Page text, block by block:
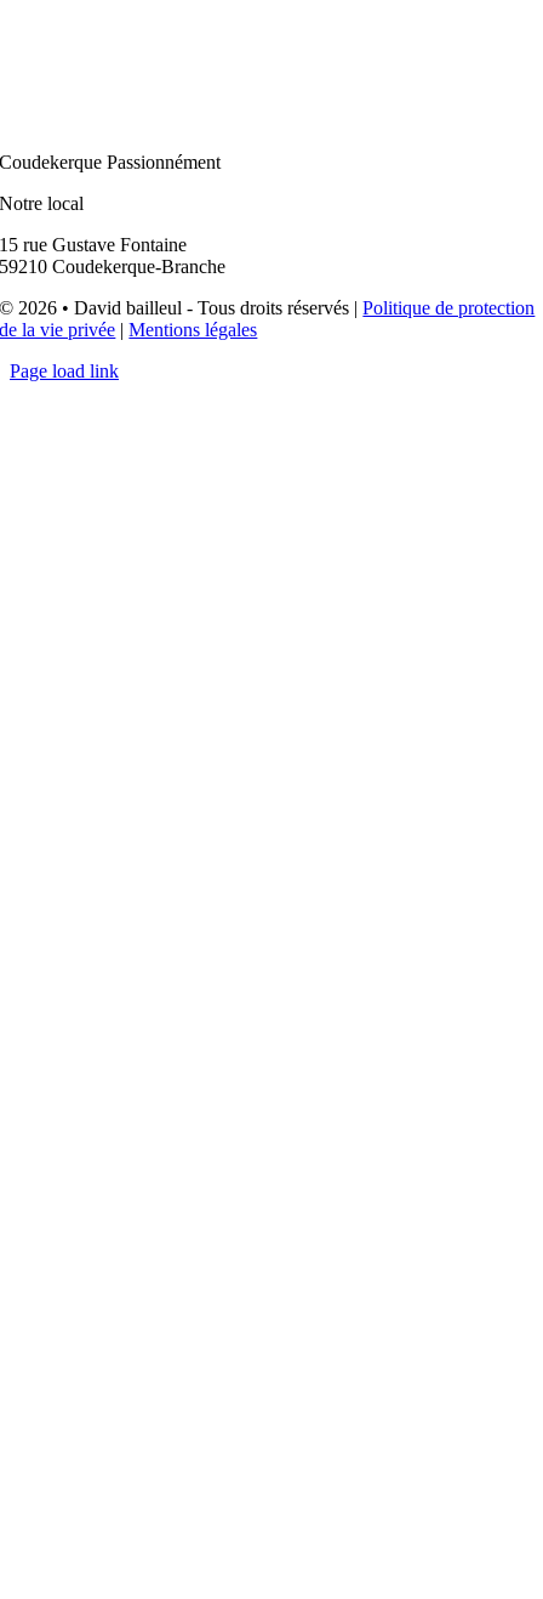
Coudekerque Passionnément
Notre local
15 rue Gustave Fontaine
59210 Coudekerque-Branche
© 2026 • David bailleul - Tous droits réservés |Politique de protection
de la vie privée |Mentions légales
Page load link